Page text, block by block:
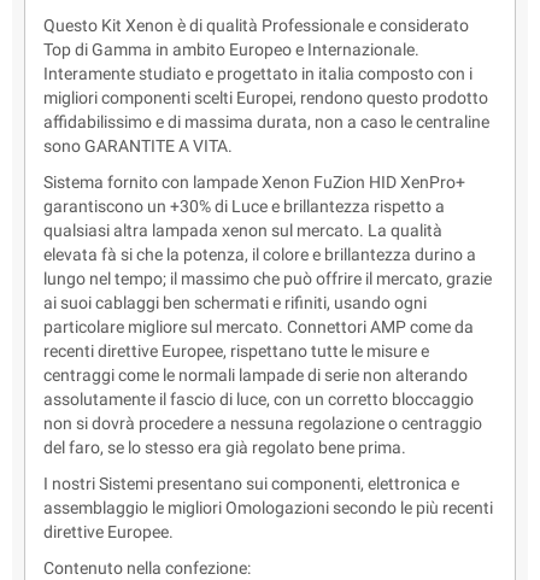
Questo Kit Xenon è di qualità Professionale e considerato
Top di Gamma in ambito Europeo e Internazionale.
Interamente studiato e progettato in italia composto con i
migliori componenti scelti Europei, rendono questo prodotto
affidabilissimo e di massima durata, non a caso le centraline
sono GARANTITE A VITA.
Sistema fornito con lampade Xenon FuZion HID XenPro+
garantiscono un +30% di Luce e brillantezza rispetto a
qualsiasi altra lampada xenon sul mercato. La qualità
elevata fà si che la potenza, il colore e brillantezza durino a
lungo nel tempo; il massimo che può offrire il mercato, grazie
ai suoi cablaggi ben schermati e rifiniti, usando ogni
particolare migliore sul mercato. Connettori AMP come da
recenti direttive Europee, rispettano tutte le misure e
centraggi come le normali lampade di serie non alterando
assolutamente il fascio di luce, con un corretto bloccaggio
non si dovrà procedere a nessuna regolazione o centraggio
del faro, se lo stesso era già regolato bene prima.
I nostri Sistemi presentano sui componenti, elettronica e
assemblaggio le migliori Omologazioni secondo le più recenti
direttive Europee.
Contenuto nella confezione: